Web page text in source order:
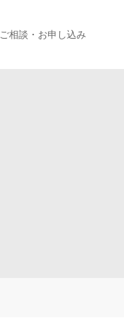
ご相談・お申し込み